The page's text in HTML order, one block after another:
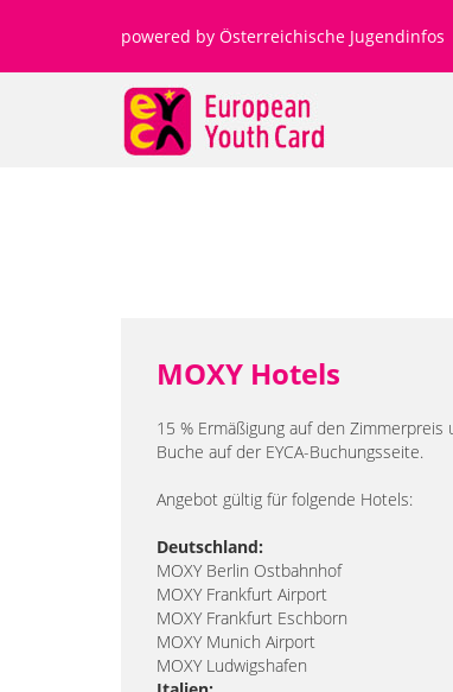
powered by Österreichische Jugendinfos
MOXY Hotels
15 % Ermäßigung auf den
Buche auf der EYCA-Buchungsseite.
Angebot gültig für folgende Hotels:
Deutschland:
MOXY Berlin Ostbahnhof
MOXY Frankfurt Airport
MOXY Frankfurt Eschborn
MOXY Munich Airport
MOXY Ludwigshafen